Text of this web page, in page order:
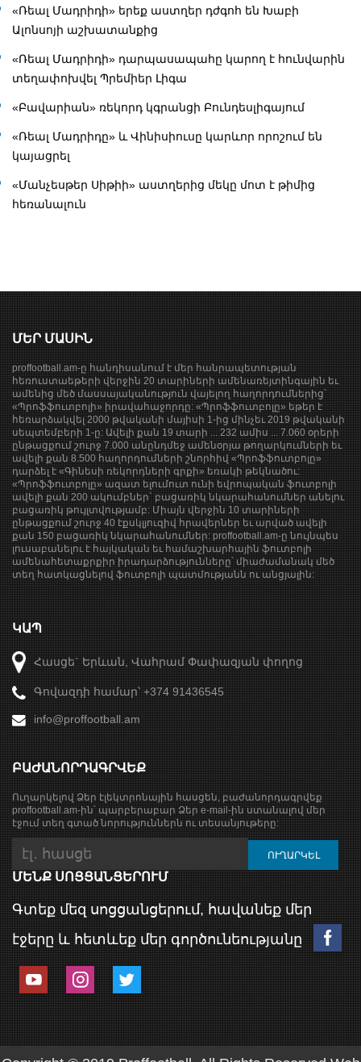
«Ռեալ Մադրիդի» երեք աստղեր դժգոհ են Խաբի
Ալոնսոյի աշխատանքից
«Ռեալ Մադրիդի» դարպասապահը կարող է հունվարին
տեղափոխվել Պրեմիեր Լիգա
«Բավարիան» ռեկորդ կգրանցի Բունդեսլիգայում
«Ռեալ Մադրիդը» և Վինիսիուսը կարևոր որոշում են
կայացրել
«Մանչեսթեր Սիթիի» աստղերից մեկը մոտ է թիմից
հեռանալուն
ՄԵՐ ՄԱՍԻՆ
proffootball.am-ը հանդիսանում է մեր հանրապետության
հեռուստաեթերի վերջին 20 տարիների ամենառեյտինգային եւ
ամենից մեծ մասսայականություն վայելող հաղորդումներից՝
«Պրոֆֆուտբոլի» իրավահաջորդը: «Պրոֆֆուտբոլը» եթեր է
հեռարձակվել 2000 թվականի մայիսի 1-ից մինչեւ 2019 թվականի
սեպտեմբերի 1-ը: Ավելի քան 19 տարի ... 232 ամիս ... 7.060 օրերի
ընթացքում շուրջ 7.000 անընդմեջ ամենօրյա թողարկումների եւ
ավելի քան 8.500 հաղորդումների շնորհիվ «Պրոֆֆուտբոլը»
դարձել է «Գինեսի ռեկորդների գրքի» եռակի թեկնածու:
«Պրոֆֆուտբոլը» ազատ ելումուտ ունի եվրոպական ֆուտբոլի
ավելի քան 200 ակումբներ` բացառիկ նկարահանումներ անելու
բացառիկ թույլտվությամբ: Միայն վերջին 10 տարիների
ընթացքում շուրջ 40 էքսկլյուզիվ հրավերներ եւ արված ավելի
քան 150 բացառիկ նկարահանումներ: proffootball.am-ը նույնպես
լուսաբանելու է հայկական եւ համաշխարհային ֆուտբոլի
ամենահետաքրքիր իրադարձությունները՝ միաժամանակ մեծ
տեղ հատկացնելով ֆուտբոլի պատմությանն ու անցյալին:
ԿԱՊ
Հասցե` Երևան, Վահրամ Փափազյան փողոց
Գովազդի համար՝ +374 91436545
info@proffootball.am
ԲԱԺԱՆՈՐԴԱԳՐՎԵՔ
Ուղարկելով Ձեր էլեկտրոնային հասցեն, բաժանորդագրվեք
proffootball.am-ին՝ պարբերաբար Ձեր e-mail-ին ստանալով մեր
էջում տեղ գտած նորություններն ու տեսանյութերը:
ՄԵՆՔ ՍՈՑՑԱՆՑԵՐՈՒՄ
Գտեք մեզ սոցցանցերում, հավանեք մեր
էջերը և հետևեք մեր գործունեությանը